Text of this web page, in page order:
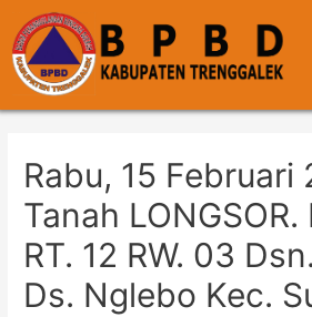
Rabu, 15 Februari
Tanah LONGSOR.
RT. 12 RW. 03
Ds. Nglebo Kec.